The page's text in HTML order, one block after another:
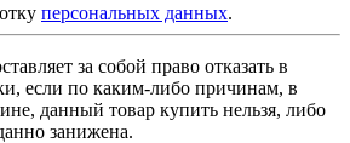
персональных данных.
за собой право отказать в
если по каким-либо причинам, в
данный товар купить нельзя, либо
занижена.